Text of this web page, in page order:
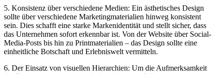
5. Konsistenz über ‌verschiedene Medien: ‌Ein ästhetisches Design
sollte über verschiedene Marketingmaterialien hinweg konsistent
sein. ‌Dies schafft eine‌ starke Markenidentität und ‍stellt sicher, dass
das Unternehmen sofort erkennbar ist. Von der Website über Social-
Media-Posts bis hin zu Printmaterialien – das Design sollte eine
einheitliche⁣ Botschaft und ​Erlebniswelt ‌vermitteln.
6. Der ‍Einsatz ‍von visuellen Hierarchien: Um die Aufmerksamkeit